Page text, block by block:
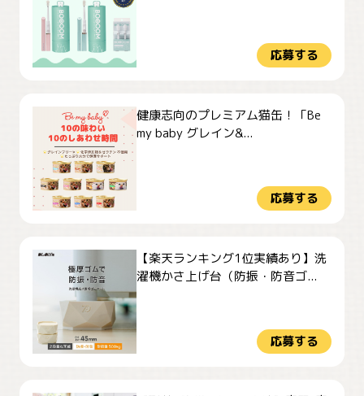
応募する
健康志向のプレミアム猫缶！「Be
my baby グレイン&...
応募する
【楽天ランキング1位実績あり】洗
濯機かさ上げ台（防振・防音ゴ...
応募する